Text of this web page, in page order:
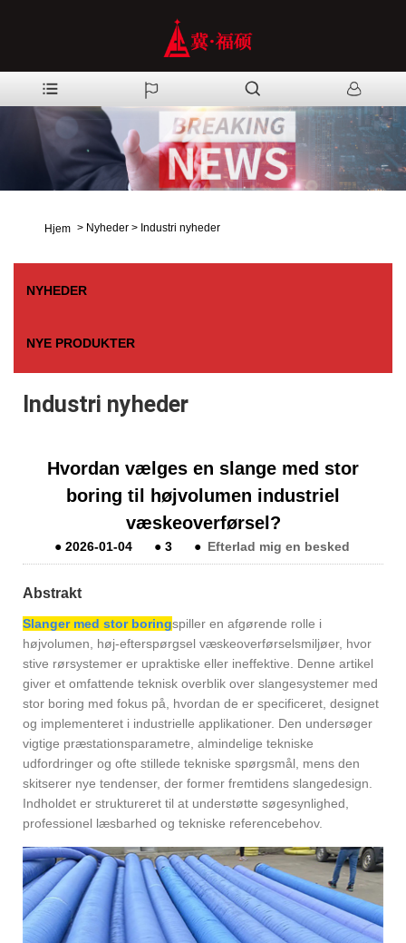
Hjem > Nyheder > Industri nyheder
NYHEDER
NYE PRODUKTER
Industri nyheder
Hvordan vælges en slange med stor
boring til højvolumen industriel
væskeoverførsel?
● 2026-01-04 ● 3 ● Efterlad mig en besked
Abstrakt
Slanger med stor boringspiller en afgørende rolle i
højvolumen, høj-efterspørgsel væskeoverførselsmiljøer, hvor
stive rørsystemer er upraktiske eller ineffektive. Denne artikel
giver et omfattende teknisk overblik over slangesystemer med
stor boring med fokus på, hvordan de er specificeret, designet
og implementeret i industrielle applikationer. Den undersøger
vigtige præstationsparametre, almindelige tekniske
udfordringer og ofte stillede tekniske spørgsmål, mens den
skitserer nye tendenser, der former fremtidens slangedesign.
Indholdet er struktureret til at understøtte søgesynlighed,
professionel læsbarhed og tekniske referencebehov.